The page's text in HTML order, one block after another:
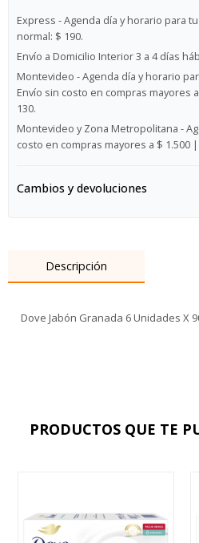
Express - Agenda día y horario para
normal: $ 190.
Envío a Domicilio Interior 3 a 4 días
Montevideo - Agenda día y horario
Envío sin costo en compras mayores
130.
Montevideo y Zona Metropolitana -
costo en compras mayores a $ 1.500
Cambios y devoluciones
Descripción
Dove Jabón Granada 6 Unidades X
PRODUCTOS QUE TE